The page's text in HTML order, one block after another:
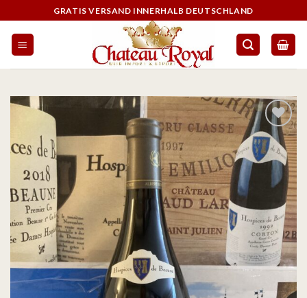
GRATIS VERSAND INNERHALB DEUTSCHLAND
Auf die
Wunschliste